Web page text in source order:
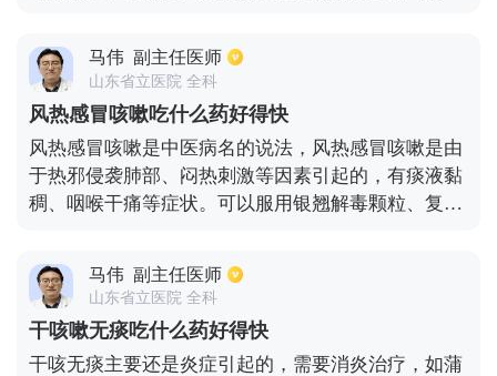
抗心衰的治疗，包括强心，利尿，扩血管。如果患者
为是因为炎症导致的咳嗽，我们积极地进行抗感染治
疗。如果是因为口服药导致的咳嗽，我们应及时停用
导致咳嗽的药物。
马伟 副主任医师
山东省立医院 全科
风热感冒咳嗽吃什么药好得快
风热感冒咳嗽是中医病名的说法，风热感冒咳嗽是由
于热邪侵袭肺部、闷热刺激等因素引起的，有痰液黏
稠、咽喉干痛等症状。可以服用银翘解毒颗粒、复方
类的药物，如川贝枇杷糖浆、麻杏止咳糖浆等。也可
以使用中药方剂如桑菊饮，包含有桑叶、菊花、薄
荷、连翘、前胡、牛蒡子、杏仁、桔梗、贝母、琵琶
叶等这些清热化痰、疏风止咳的药物进行对症处理。
还可以加用黄芩、知母、玄参、天花粉等中药进行对
马伟 副主任医师
山东省立医院 全科
干咳嗽无痰吃什么药好得快
干咳无痰主要还是炎症引起的，需要消炎治疗，如蒲